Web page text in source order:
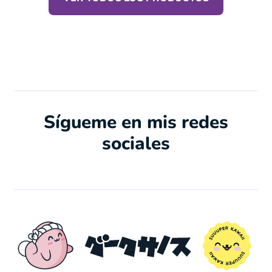
Sígueme en mis redes
sociales